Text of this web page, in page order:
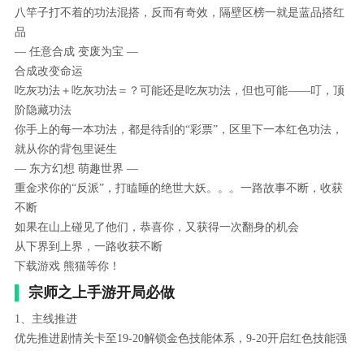
八竿子打不着的功法混搭，反而有奇效，隔壁区榜一就是蓝品搭红
品
— 任意合成 变废为宝 —
合成改变命运
吃灰功法＋吃灰功法＝？可能还是吃灰功法，但也可能——叮，顶
阶隐藏功法
你手上的每一本功法，都是待刮的“彩票”，区里下一本红色功法，
就从你的背包里诞生
— 东方幻想 萌趣世界 —
重金求你的“反派”，打瞌睡的绝世大妖。。。一路故事不断，收获
不断
如果在山上碰见了他们，恭喜你，又获得一次翻身的机会
从下界到上界，一路收获不断
下载游戏 熊猫等你！
宗师之上手游开局必做
1、主线推进
优先推进剧情关卡至19-20解锁金色技能体系，9-20开启红色技能强